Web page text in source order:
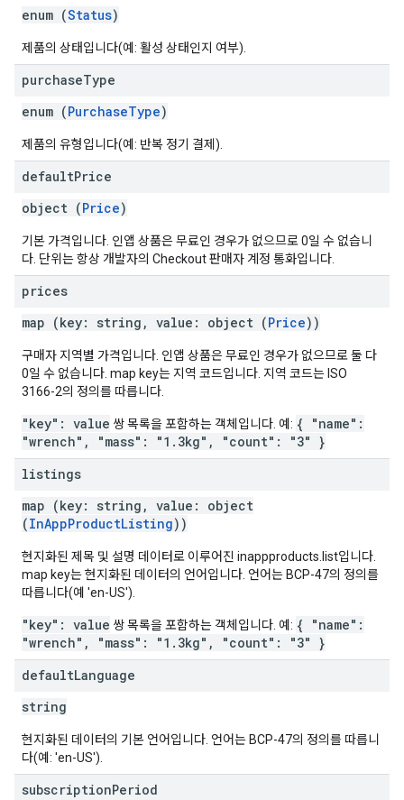
enum (Status)
제품의 상태입니다(예: 활성 상태인지 여부).
purchaseType
enum (PurchaseType)
제품의 유형입니다(예: 반복 정기 결제).
defaultPrice
object (Price)
기본 가격입니다. 인앱 상품은 무료인 경우가 없으므로 0일 수 없습니
다. 단위는 항상 개발자의 Checkout 판매자 계정 통화입니다.
prices
map (key: string, value: object (Price))
구매자 지역별 가격입니다. 인앱 상품은 무료인 경우가 없으므로 둘 다
0일 수 없습니다. map key는 지역 코드입니다. 지역 코드는 ISO
3166-2의 정의를 따릅니다.
"key": value 쌍 목록을 포함하는 객체입니다. 예: { "name":
"wrench", "mass": "1.3kg", "count": "3" }
listings
map (key: string, value: object
(InAppProductListing))
현지화된 제목 및 설명 데이터로 이루어진 inappproducts.list입니다.
map key는 현지화된 데이터의 언어입니다. 언어는 BCP-47의 정의를
따릅니다(예 'en-US').
"key": value 쌍 목록을 포함하는 객체입니다. 예: { "name":
"wrench", "mass": "1.3kg", "count": "3" }
defaultLanguage
string
현지화된 데이터의 기본 언어입니다. 언어는 BCP-47의 정의를 따릅니
다(예: 'en-US').
subscriptionPeriod